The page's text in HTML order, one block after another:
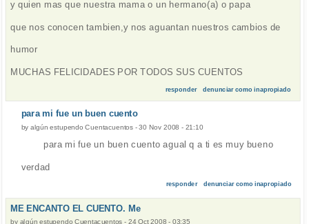
y quien mas que nuestra mama o un hermano(a) o papa
que nos conocen tambien,y nos aguantan nuestros cambios de
humor
MUCHAS FELICIDADES POR TODOS SUS CUENTOS
responder denunciar como inapropiado
para mi fue un buen cuento
byalgún estupendo Cuentacuentos -30 Nov 2008 - 21:10
para mi fue un buen cuento agual q a ti es muy bueno
verdad
responder denunciar como inapropiado
ME ENCANTO EL CUENTO. Me
by algún estupendo Cuentacuentos - 24 Oct 2008 - 03:35